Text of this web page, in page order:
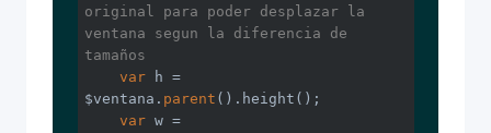
original para poder desplazar la
ventana segun la diferencia de
tamaños
var h =
$ventana. parent ().height();
var w =